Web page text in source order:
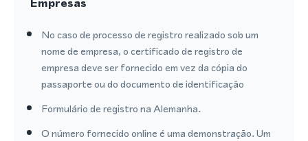
No caso de processo de registro realizado sob um
nome de empresa, o certificado de registro de
empresa deve ser fornecido em vez da cópia do
passaporte ou do documento de identificação
Formulário de registro na Alemanha.
O número fornecido online é uma demonstração. Um